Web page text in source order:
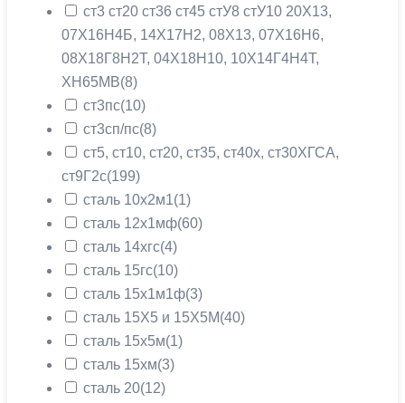
ст3 ст20 ст36 ст45 стУ8 стУ10 20X13,
07Х16Н4Б, 14Х17Н2, 08X13, 07Х16Н6,
08Х18Г8Н2Т, 04Х18Н10, 10Х14Г4Н4Т,
ХН65МВ(8)
ст3пс(10)
ст3сп/пс(8)
ст5, ст10, ст20, ст35, ст40х, ст30ХГСА,
ст9Г2с(199)
сталь 10х2м1(1)
сталь 12х1мф(60)
сталь 14хгс(4)
сталь 15гс(10)
сталь 15х1м1ф(3)
сталь 15Х5 и 15Х5М(40)
сталь 15х5м(1)
сталь 15хм(3)
сталь 20(12)